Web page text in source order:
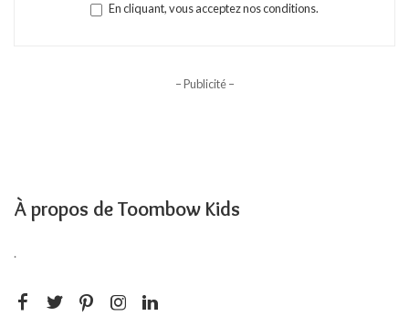
En cliquant, vous acceptez nos conditions.
– Publicité –
À propos de Toombow Kids
.